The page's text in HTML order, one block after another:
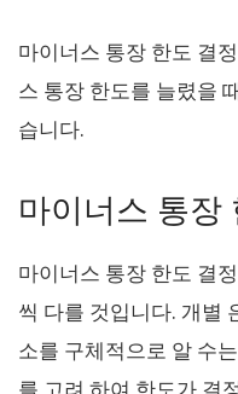
마이너스 통장 한도 결
스 통장 한도를 늘렸을
습니다.
마이너스 통장
마이너스 통장 한도 결
씩 다를 것입니다. 개별
소를 구체적으로 알 수